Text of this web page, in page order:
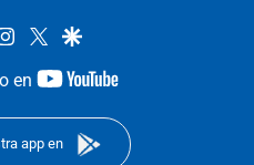
instagram
twittergoogle
en
youtube-
app en